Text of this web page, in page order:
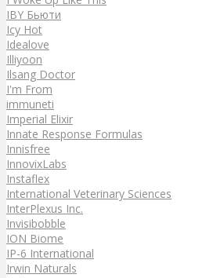
IBY Бьюти
Icy Hot
Idealove
Illiyoon
Ilsang Doctor
I'm From
immuneti
Imperial Elixir
Innate Response Formulas
Innisfree
InnovixLabs
Instaflex
International Veterinary Sciences
InterPlexus Inc.
Invisibobble
ION Biome
IP-6 International
Irwin Naturals